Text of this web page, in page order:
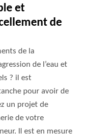
et
de
de la
de l’eau et
? il est
pour avoir de
un projet de
de votre
Il est en mesure